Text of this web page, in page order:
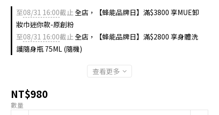
至08/31 16:00截止全店，【蜂能品牌日】滿$3800 享MUE卸
妝巾迷你款-原創粉
至08/31 16:00截止全店，【蜂能品牌日】滿$2800 享身體洗
護隨身瓶 75ML (隨機)
查看更多
NT$980
數量